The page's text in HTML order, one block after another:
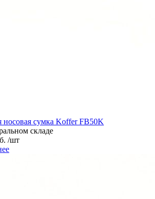
носовая сумка Koffer FB50K
складе
/шт